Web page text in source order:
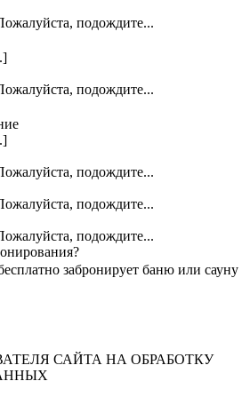
подождите...
подождите...
подождите...
подождите...
подождите...
забронирует баню или сауну
САЙТА НА ОБРАБОТКУ